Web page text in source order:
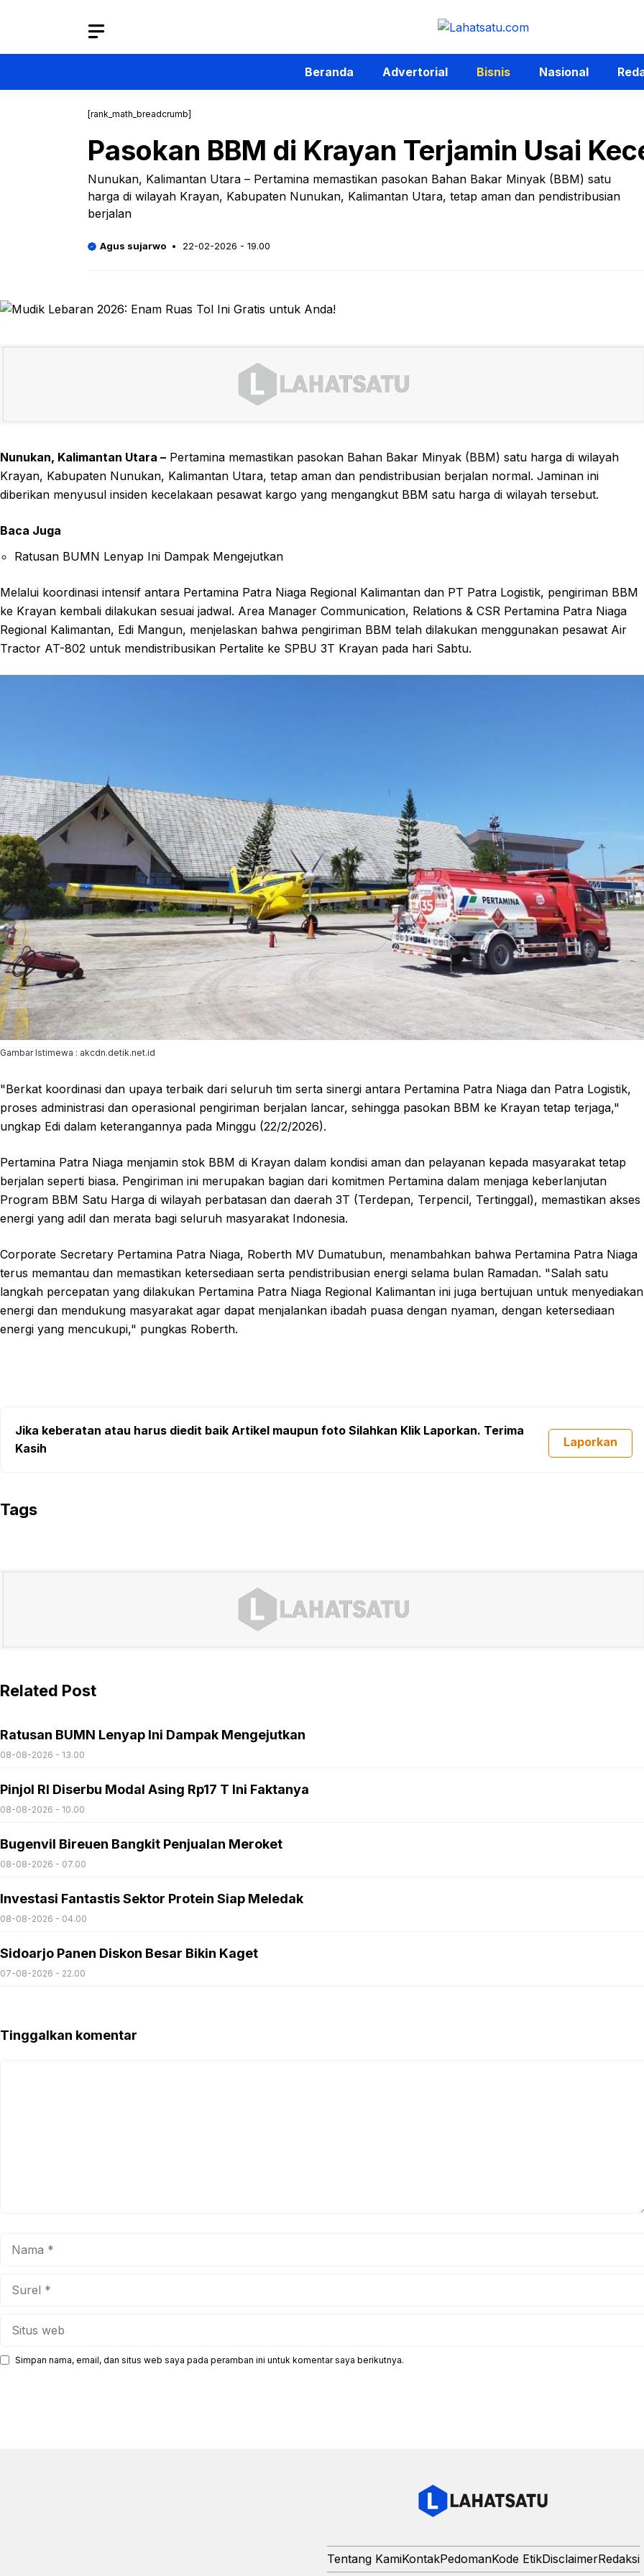
Beranda Advertorial Bisnis Nasional
[rank_math_breadcrumb]
Pasokan BBM di Krayan Terjamin Usai
Nunukan, Kalimantan Utara – Pertamina memastikan pasokan Bahan Bakar Minyak (BBM) satu
harga di wilayah Krayan, Kabupaten Nunukan, Kalimantan Utara, tetap aman dan pendistribusian
berjalan
Agus sujarwo 22-02-2026 - 19.00
Nunukan, Kalimantan Utara – Pertamina memastikan pasokan Bahan Bakar Minyak (BBM) satu harga di wilayah
Krayan, Kabupaten Nunukan, Kalimantan Utara, tetap aman dan pendistribusian berjalan normal. Jaminan ini
diberikan menyusul insiden kecelakaan pesawat kargo yang mengangkut BBM satu harga di wilayah tersebut.
Baca Juga
Ratusan BUMN Lenyap Ini Dampak Mengejutkan
Melalui koordinasi intensif antara Pertamina Patra Niaga Regional Kalimantan dan PT Patra Logistik, pengiriman BBM
ke Krayan kembali dilakukan sesuai jadwal. Area Manager Communication, Relations & CSR Pertamina Patra Niaga
Regional Kalimantan, Edi Mangun, menjelaskan bahwa pengiriman BBM telah dilakukan menggunakan pesawat Air
Tractor AT-802 untuk mendistribusikan Pertalite ke SPBU 3T Krayan pada hari Sabtu.
Gambar Istimewa : akcdn.detik.net.id
"Berkat koordinasi dan upaya terbaik dari seluruh tim serta sinergi antara Pertamina Patra Niaga dan Patra Logistik,
proses administrasi dan operasional pengiriman berjalan lancar, sehingga pasokan BBM ke Krayan tetap terjaga,"
ungkap Edi dalam keterangannya pada Minggu (22/2/2026).
Pertamina Patra Niaga menjamin stok BBM di Krayan dalam kondisi aman dan pelayanan kepada masyarakat tetap
berjalan seperti biasa. Pengiriman ini merupakan bagian dari komitmen Pertamina dalam menjaga keberlanjutan
Program BBM Satu Harga di wilayah perbatasan dan daerah 3T (Terdepan, Terpencil, Tertinggal), memastikan akses
energi yang adil dan merata bagi seluruh masyarakat Indonesia.
Corporate Secretary Pertamina Patra Niaga, Roberth MV Dumatubun, menambahkan bahwa Pertamina Patra Niaga
terus memantau dan memastikan ketersediaan serta pendistribusian energi selama bulan Ramadan. "Salah satu
langkah percepatan yang dilakukan Pertamina Patra Niaga Regional Kalimantan ini juga bertujuan untuk menyediakan
energi dan mendukung masyarakat agar dapat menjalankan ibadah puasa dengan nyaman, dengan ketersediaan
energi yang mencukupi," pungkas Roberth.
Jika keberatan atau harus diedit baik Artikel maupun foto Silahkan Klik Laporkan. Terima
Kasih
Laporkan
Tags
Related Post
Ratusan BUMN Lenyap Ini Dampak Mengejutkan
08-08-2026 - 13.00
Pinjol RI Diserbu Modal Asing Rp17 T Ini Faktanya
08-08-2026 - 10.00
Bugenvil Bireuen Bangkit Penjualan Meroket
08-08-2026 - 07.00
Investasi Fantastis Sektor Protein Siap Meledak
08-08-2026 - 04.00
Sidoarjo Panen Diskon Besar Bikin Kaget
07-08-2026 - 22.00
Tinggalkan komentar
Simpan nama, email, dan situs web saya pada peramban ini untuk komentar saya berikutnya.
Tentang KamiKontakPedomanKode EtikDisclaimerRedaksi